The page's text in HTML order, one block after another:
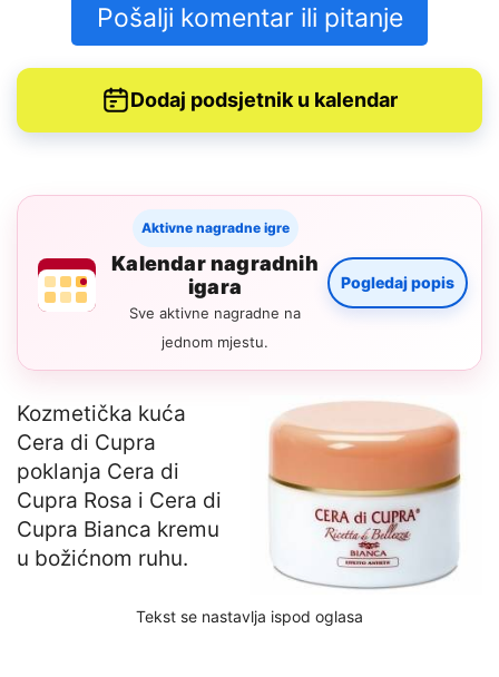
Pošalji komentar ili pitanje
Dodaj podsjetnik u kalendar
Aktivne nagradne igre
Kalendar nagradnih
igara
Sve aktivne nagradne na
jednom mjestu.
Pogledaj popis
Kozmetička kuća
Cera di Cupra
poklanja Cera di
Cupra Rosa i Cera di
Cupra Bianca kremu
u božićnom ruhu.
Tekst se nastavlja ispod oglasa